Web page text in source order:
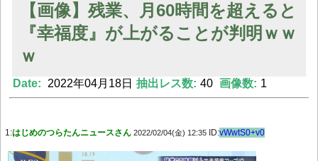
【画像あり】FacebookとかTwitterで拾ったエロ画像貼ってくよ
Powered by livedoor 相互RSS
【画像】残業、月60時間を超えると
『幸福度』が上がることが判明ｗｗ
ｗ
Date: 2022年04月18日 抽出レス数: 40 画像数: 1
1:はじめのつらたんニュースさん 2022/02/04(金) 12:35 ID:vWwtS0+v0